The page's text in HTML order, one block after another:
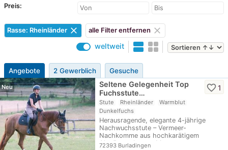
Preis:
Rasse: Rheinländer clear alle Filter entfernen clear
weltweit
Angebote 2 Gewerblich Gesuche
Neu
Seltene Gelegenheit Top
Fuchsstute…
Stute Rheinländer
Warmblut
Dunkelfuchs
Herausragende, elegante 4-jährige
Nachwuchsstute – Vermeer-
Nachkomme aus hochkarätigem
Altwürttemberger Mutterstamm…
72393 Burladingen
favorite_border1